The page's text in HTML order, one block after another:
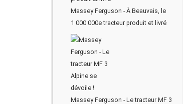
Massey Ferguson - À Beauvais, le
1 000 000e tracteur produit et livré
Massey Ferguson - Le tracteur MF 3